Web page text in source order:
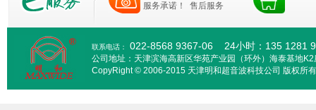
服务承诺！ 售后服务
联系电话： 022-8568 9367-06 24小时：135 1281
公司地址：天津滨海高新区华苑产业园（环外）海泰基地K2
CopyRight © 2006-2015 天津明和超音波科技公司 版权所有